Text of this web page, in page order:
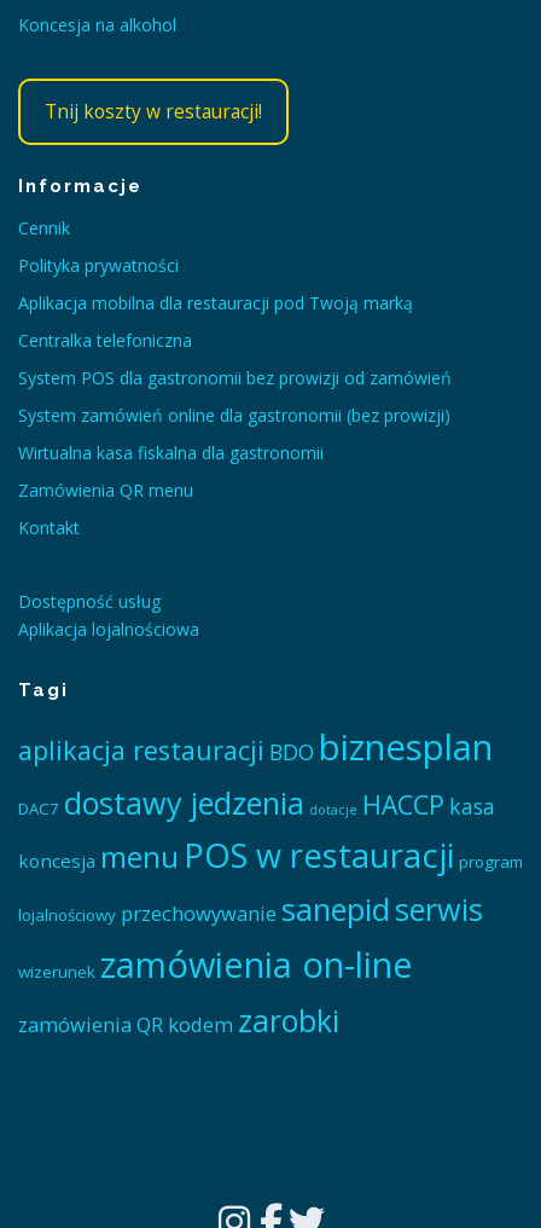
Koncesja na alkohol
Tnij koszty w restauracji!
Informacje
Cennik
Polityka prywatności
Aplikacja mobilna dla restauracji pod Twoją marką
Centralka telefoniczna
System POS dla gastronomii bez prowizji od zamówień
System zamówień online dla gastronomii (bez prowizji)
Wirtualna kasa fiskalna dla gastronomii
Zamówienia QR menu
Kontakt
Dostępność usług
Aplikacja lojalnościowa
Tagi
aplikacja restauracji BDO biznesplan
DAC7 dostawy jedzenia dotacje HACCP kasa
koncesja menu POS w restauracji program
lojalnościowy przechowywanie sanepid serwis
wizerunek zamówienia on-line
zamówienia QR kodem zarobki